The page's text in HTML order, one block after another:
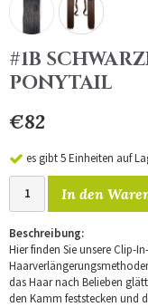
#1B
PONYTAIL
€82
es gibt 5 Einheiten auf
In den
Beschreibung:
Hier finden Sie unsere Clip-
das Haar nach Belieben
den Kamm feststecken und